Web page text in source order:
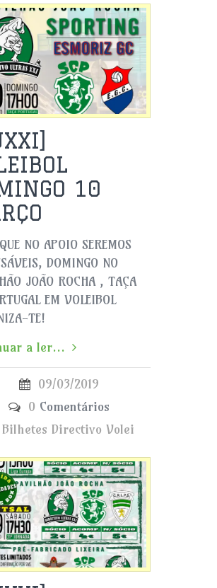
10
NO APOIO SEREMOS
DOMINGO NO
JOÃO ROCHA , TAÇA
EM VOLEIBOL
TE!
a ler...
09/03/2019
0 Comentários
Bilhetes Directivo Volei